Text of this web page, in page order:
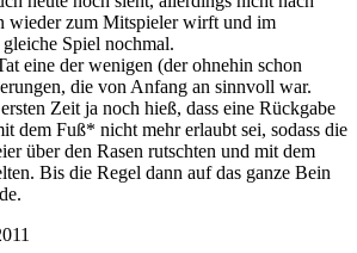
wieder zum Mitspieler wirft und im
Spiel nochmal.
eine der wenigen (der ohnehin schon
die von Anfang an sinnvoll war.
Zeit ja noch hieß, dass eine Rückgabe
dem Fuß* nicht mehr erlaubt sei, sodass die
über den Rasen rutschten und mit dem
Bis die Regel dann auf das ganze Bein